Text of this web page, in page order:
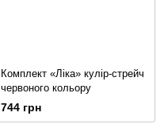
Комплект «Ліка» кулір-стрейч
червоного кольору
744 грн